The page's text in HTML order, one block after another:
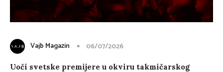
Vajb Magazin 06/07/2026
Uoči svetske premijere u okviru takmičarskog